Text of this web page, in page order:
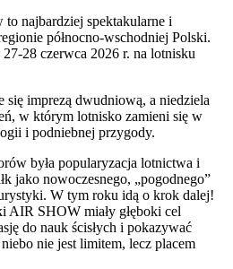
najbardziej spektakularne i
północno-wschodniej Polski.
28 czerwca 2026 r. na lotnisku
się imprezą dwudniową, a niedziela
w którym lotnisko zamieni się w
i podniebnej przygody.
była popularyzacja lotnictwa i
jako nowoczesnego, „pogodnego”
W tym roku idą o krok dalej!
AIR SHOW miały głęboki cel
do nauk ścisłych i pokazywać
nie jest limitem, lecz placem